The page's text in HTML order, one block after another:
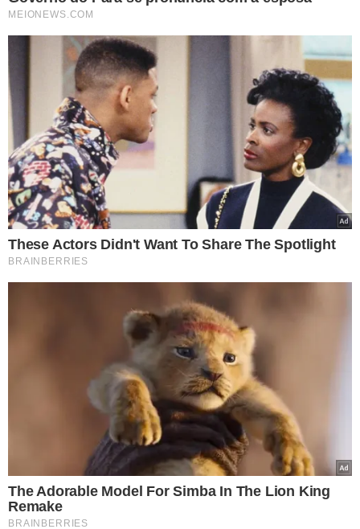
Uma munição deflagrada.
da residência. Todo o material apreendido e os
envolvidos foram encaminhados à Delegacia Seccional
para a adoção dos procedimentos legais cabíveis.
A ocorrência foi registrada pelos crimes de:
Porte ilegal de arma de fogo;
Posse irregular de arma de fogo;
Maus-tratos a animais com resultado morte.
ANIMAIS SILVESTRES
APREENSÃO DE ARMAS
CRIME AMBIENTAL
URUÇUÍ CAÇA ILEGAL